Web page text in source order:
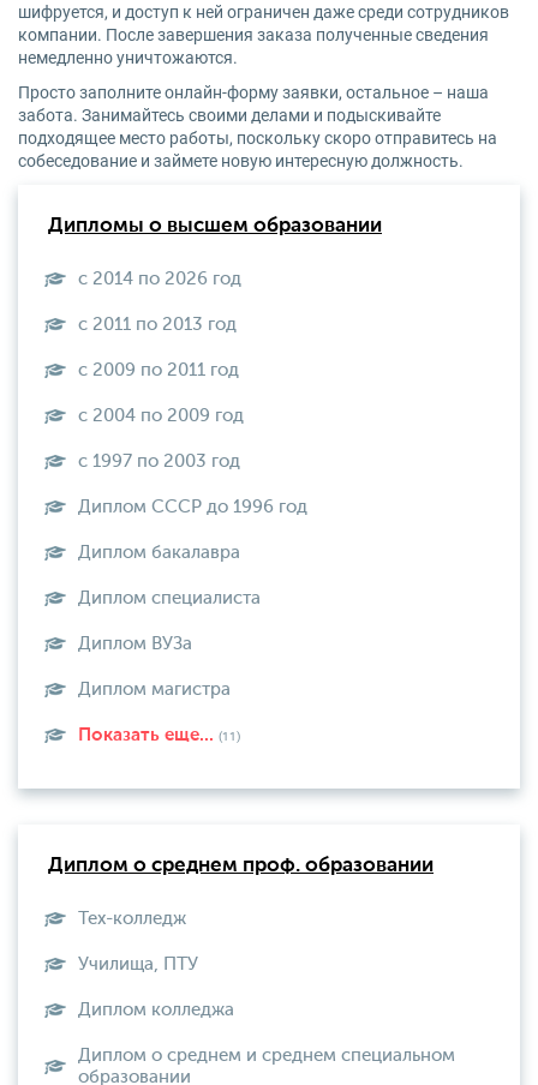
шифруется, и доступ к ней ограничен даже среди сотрудников
компании. После завершения заказа полученные сведения
немедленно уничтожаются.
Просто заполните онлайн-форму заявки, остальное – наша
забота. Занимайтесь своими делами и подыскивайте
подходящее место работы, поскольку скоро отправитесь на
собеседование и займете новую интересную должность.
Дипломы о высшем образовании
с 2014 по 2026 год
с 2011 по 2013 год
с 2009 по 2011 год
с 2004 по 2009 год
с 1997 по 2003 год
Диплом СССР до 1996 год
Диплом бакалавра
Диплом специалиста
Диплом ВУЗа
Диплом магистра
Показать еще... (11)
Диплом о среднем проф. образовании
Тех-колледж
Училища, ПТУ
Диплом колледжа
Диплом о среднем и среднем специальном
образовании